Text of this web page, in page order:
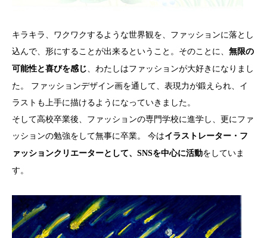
キラキラ、ワクワクするような世界観を、ファッションに落とし
込んで、形にすることが出来るということ。そのことに、 無限の
可能性と喜びを感じ 、わたしはファッションが大好きになりまし
た。 ファッションデザイン画を通して、表現力が鍛えられ、イ
ラストも上手に描けるようになっていきました。
そして高校卒業後、ファッションの専門学校に進学し、更にファ
ッションの勉強をして無事に卒業。 今はイラストレーター・フ
ァッションクリエーターとして、SNSを中心に活動をしていま
す。